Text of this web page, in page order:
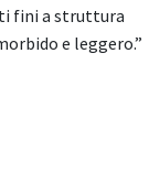
fini a struttura
e leggero.”